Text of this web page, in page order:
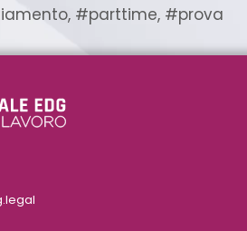
, #parttime, #prova